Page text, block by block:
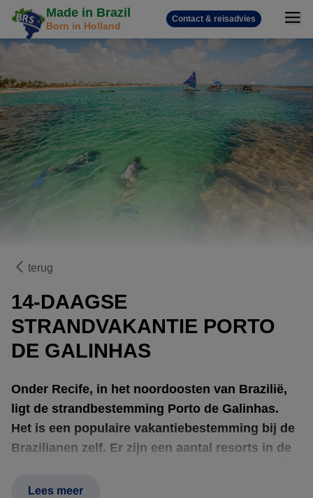
Made in Brazil
Born in Holland
Contact & reisadvies
terug
14-DAAGSE
STRANDVAKANTIE PORTO
DE GALINHAS
Onder Recife, in het noordoosten van Brazilië,
ligt de strandbestemming Porto de Galinhas.
Het is een populaire vakantiebestemming bij de
Brazilianen zelf. Er zijn een aantal resorts in de
plaatsje met bars, winkeltjes, restaurants en een
Lees meer